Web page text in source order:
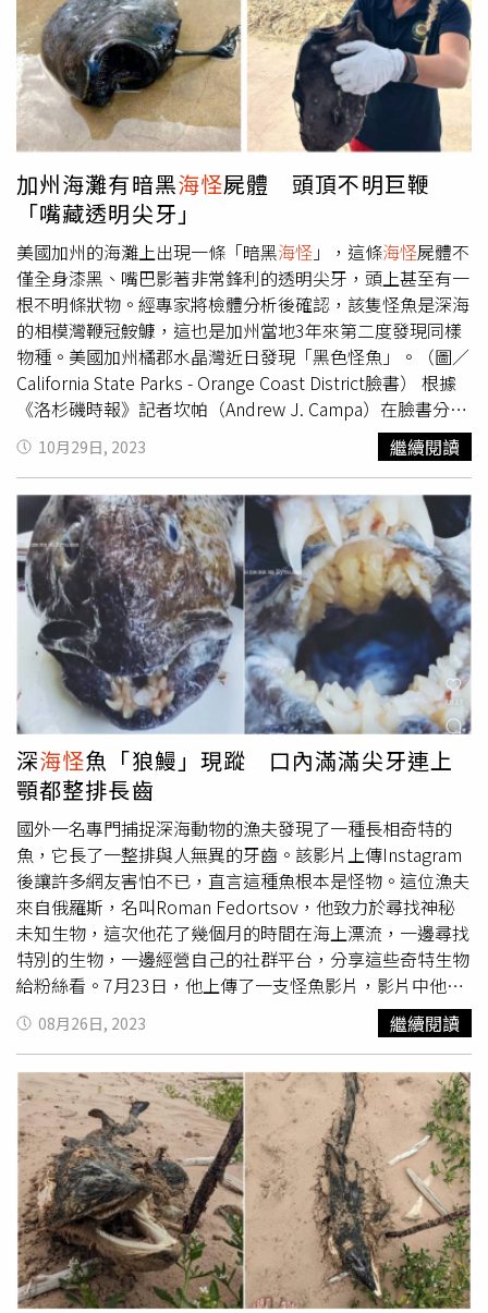
表示：「很準，我很準。」讓現場被顏志琳追上積分的尤秋
興忍不住爭取上訴機會：「這樣就結束了嗎?不是應該要三
戰兩勝嗎? 」讓現場充滿了歡笑聲。動力火車也展現了遊戲
中與夥伴一起打海怪、打貨船的兄弟情誼，遊戲中尤秋興去
找貨船開打時，顏志琳跟著尤秋興一起前往，還很有義氣地
說：「你去哪，我就去哪。」也體現了手遊中的冒險精神。
加州海灘有暗黑海怪屍體 頭頂不明巨鞭
「嘴藏透明尖牙」
美國加州的海灘上出現一條「暗黑海怪 」，這條海怪屍體不
僅全身漆黑、嘴巴影著非常鋒利的透明尖牙，頭上甚至有一
根不明條狀物。經專家將檢體分析後確認，該隻怪魚是深海
的相模灣鞭冠鮟鱇，這也是加州當地3年來第二度發現同樣
物種。美國加州橘郡水晶灣近日發現「黑色怪魚」。（圖／
California State Parks - Orange Coast District臉書） 根據
《洛杉磯時報》記者坎帕（Andrew J. Campa）在臉書分享
的消息，加州橘郡水晶灣（Crystal Cove）再度發現怪異
種，水晶灣國立公園的救生員福克勒（Sierra Fockler）在
莫羅海灘（Moro Beach）海灘附近散步時發現這條形狀怪
異的黑色鮟鱇魚躺在岸上，據國立公園管理方表示，這條雌
性的黑色鮟鱇魚恰巧是在13日星期五被發現，因此被認為是
不祥徵兆。美國加州橘郡水晶灣近日發現「黑色怪魚」。
（圖／翻攝自推特） 坎帕同時引述加州魚類和野生動物高
級環境科學家主管霍雷茨科（MichelleHoreczko）的說
法，這條雌性黑色鮟鱇魚，從嘴巴到尾鰭約有14英吋長（約
35.56公分），雌性鮟鱇魚頭上有一條長長的莖，前端可以
發光，用來作為在海底3000英尺（約914.4公尺）處誘捕獵
物的誘餌。牠們的牙齒就像尖銳的玻璃碎片，是透明的。牠
們的大嘴能夠吸吮和吞嚥和自己身體一樣大的獵物」。霍雷
茨科透露，這尾雌性黑色鮟鱇魚被送往位於加州洛杉磯市聖
派卓（San Pedro）的AltaSea海洋野外實驗室進行檢查，並
將移交給洛杉磯自然歷史博物館，製作成標本，「這樣標本
就能保存下來，供科學研究使用。目前還不清楚是什麼原因
導致這些魚擱淺沙灘，也不清楚為什麼近年來我們這個地方
出現兩條這種魚」。霍雷茨科在電郵中還表示，「全球至今
為止所蒐集到這種生物的標本，大約只有30隻左右，因此這
一次的發現非常具有價值，可能會增加專家對於該物種生活
史的了解」。美國加州橘郡水晶灣近日發現「黑色怪魚」。
（圖／California State Parks - Orange Coast District臉
書）
10月29日, 2023 繼續閱讀
深海怪魚「狼鰻」現蹤 口內滿滿尖牙連上
顎都整排長齒
國外一名專門捕捉深海動物的漁夫發現了一種長相奇特的
魚，它長了一整排與人無異的牙齒。該影片上傳Instagram
後讓許多網友害怕不已，直言這種魚根本是怪物。這位漁夫
來自俄羅斯，名叫Roman Fedortsov，他致力於尋找神秘
未知生物，這次他花了幾個月的時間在海上漂流，一邊尋找
特別的生物，一邊經營自己的社群平台，分享這些奇特生物
給粉絲看。7月23日，他上傳了一支怪魚影片，影片中他把
怪魚的嘴巴打開，發現這種魚的牙齒與人類的沒有什麼差
別，而且上顎還多了直直兩排的牙齒，密集程度看得人起雞
皮疙瘩。他在影片上傳後配文「你能擁有的牙齒數量沒有限
制。尤其是那顆大牙！」背景音樂選擇了「刺客教條」內的
歌曲，讓整部影片多了一股詭譎神秘感。網友看完後驚訝留
言「我以為是變種海豹」、「這種魚很好吃」、「難得一見
的深海魚」、「怪物」。Roman認為這種魚是屬於一種叫
「狼鰻」的生物，狼鰻又名鰻狼魚，根據國家地理雜誌頻道
分享，狼鰻是厲害的掠食者，特別喜愛海膽與螃蟹等硬殼獵
物，且這種魚可以產下多達一萬顆魚卵，父母會分配好工
作，一方狩獵、一方守護家裡。科學家認為狼鰻會終身配
對，並同在一個窩生活，直到被更大隻的狼鰻趕離。
08月26日, 2023 繼續閱讀